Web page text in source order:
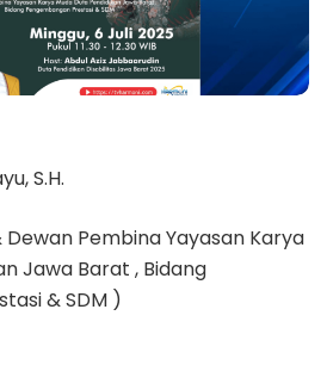
S.H.
Pembina Yayasan Karya
Jawa Barat , Bidang
& SDM )